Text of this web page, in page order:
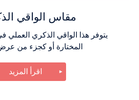
مقاس الواقي
يتوفر هذا الواقي الذكري العملي
المختارة أو كجزء من
اقرأ المزيد